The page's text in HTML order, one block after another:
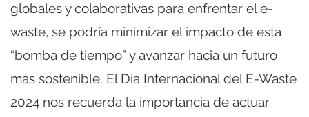
globales y colaborativas para enfrentar el e-
waste, se podría minimizar el impacto de esta
“bomba de tiempo” y avanzar hacia un futuro
más sostenible. El Día Internacional del E-Waste
2024 nos recuerda la importancia de actuar